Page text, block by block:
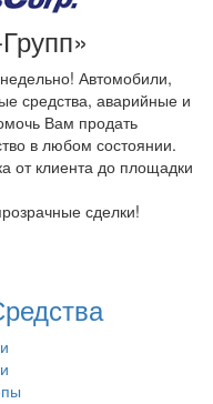
Автомобили,
средства, аварийные и
Вам продать
в любом состоянии.
от клиента до площадки
сделки!